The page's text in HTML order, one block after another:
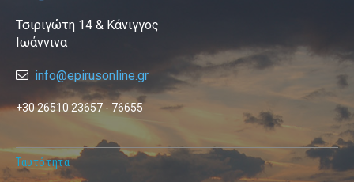
Τσιριγώτη 14 & Κάνιγγος
Ιωάννινα
info@epirusonline.gr
+30 26510 23657 - 76655
Ταυτότητα